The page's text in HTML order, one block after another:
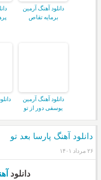
دانلود آهنگ آرمین
برمایه تقاص
دانلود آهنگ آرمین
یوسفی دور از تو
دانلود آهنگ پارسا بعد تو
۲۶ مرداد ۱۴۰۱
دانلود